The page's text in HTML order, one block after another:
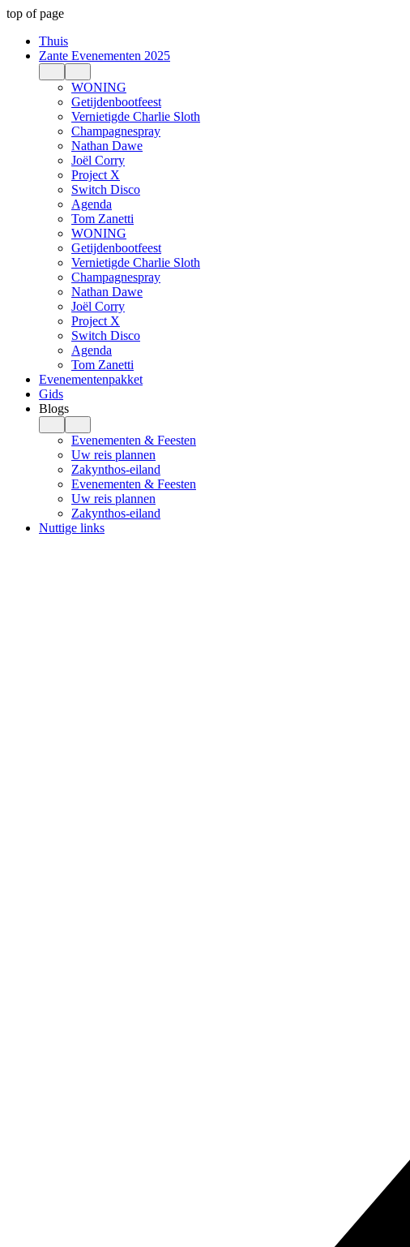
top of page
Thuis
Zante Evenementen 2025
WONING
Getijdenbootfeest
Vernietigde Charlie Sloth
Champagnespray
Nathan Dawe
Joël Corry
Project X
Switch Disco
Agenda
Tom Zanetti
WONING
Getijdenbootfeest
Vernietigde Charlie Sloth
Champagnespray
Nathan Dawe
Joël Corry
Project X
Switch Disco
Agenda
Tom Zanetti
Evenementenpakket
Gids
Blogs
Evenementen & Feesten
Uw reis plannen
Zakynthos-eiland
Evenementen & Feesten
Uw reis plannen
Zakynthos-eiland
Nuttige links